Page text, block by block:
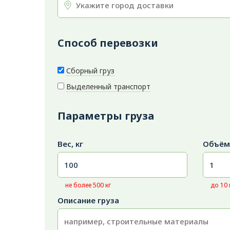
Способ перевозки
Сборный груз
Выделенный транспорт
Параметры груза
Вес, кг
не более 500 кг до 10
Описание груза